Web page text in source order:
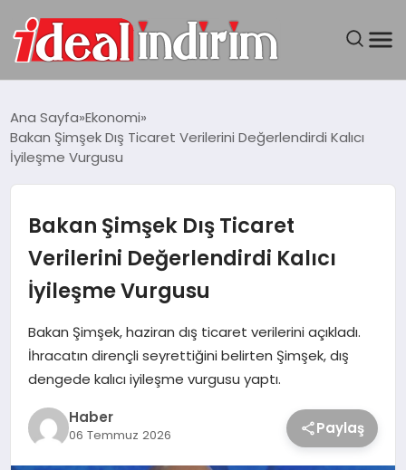
BILGISAYAR
TEKNOLOJI
YAŞAM
Ana Sayfa Ekonomi
Bakan Şimşek Dış Ticaret Verilerini Değerlendirdi Kalıcı
İyileşme Vurgusu
Bakan Şimşek Dış Ticaret
Verilerini Değerlendirdi Kalıcı
İyileşme Vurgusu
Bakan Şimşek, haziran dış ticaret verilerini açıkladı.
İhracatın dirençli seyrettiğini belirten Şimşek, dış
dengede kalıcı iyileşme vurgusu yaptı.
Haber
06 Temmuz 2026 Paylaş